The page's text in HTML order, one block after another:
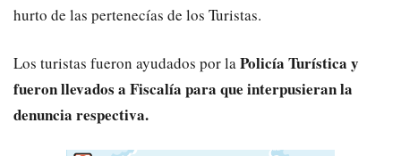
hurto de las pertenecías de los Turistas.
Los turistas fueron ayudados por laPolicía Turística y
fueron llevados a Fiscalía para que interpusieran la
denuncia respectiva.